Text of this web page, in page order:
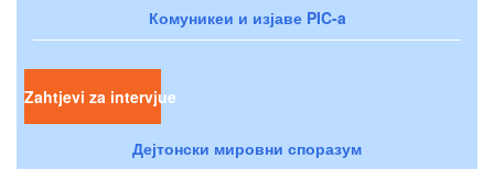
Комуникеи и изјаве PIC-a
Zahtjevi za intervjue
Дејтонски мировни споразум